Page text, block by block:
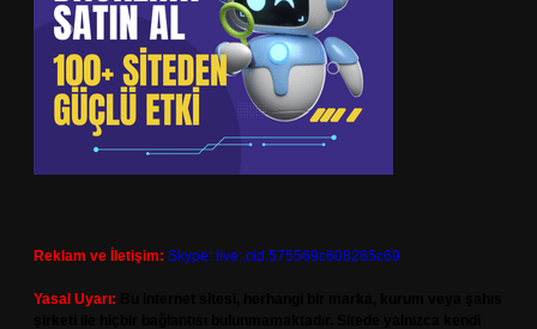
Reklam ve İletişim: Skype: live:.cid.575569c608265c69
Yasal Uyarı: